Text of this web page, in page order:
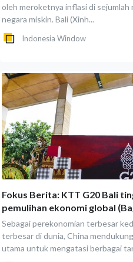
oleh meroketnya inflasi di sejumlah
negara miskin. Bali (Xinh...
Indonesia Window
Fokus Berita: KTT G20 Bali
pemulihan ekonomi global
Sebagai perekonomian terbesar
terbesar di dunia, China
utama untuk mengatasi berbagai